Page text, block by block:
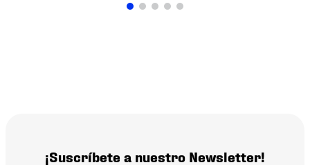
¡Suscríbete a nuestro Newsletter!